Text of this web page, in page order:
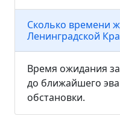
Сколько времени
Ленинградской
Время ожидания
до ближайшего
обстановки.